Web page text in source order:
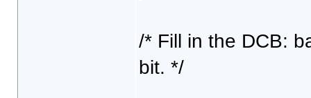
/* Fill in the DCB:
bit. */